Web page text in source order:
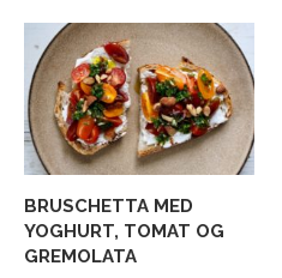
BRUSCHETTA MED
YOGHURT, TOMAT OG
GREMOLATA